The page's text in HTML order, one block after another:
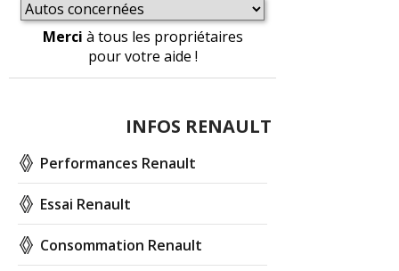
Merci à tous les propriétaires
pour votre aide !
INFOS RENAULT
Performances Renault
Essai Renault
Consommation Renault